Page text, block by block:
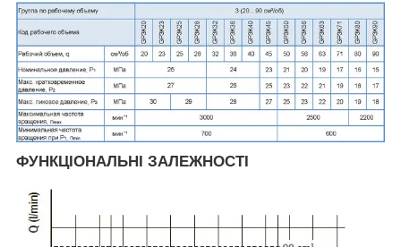
ФУНКЦІОНАЛЬНІ ЗАЛЕЖНОСТІ